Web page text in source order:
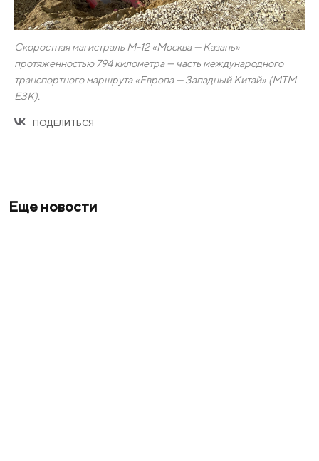
ПОДЕЛИТЬСЯ
Скоростная магистраль М-12 «Москва — Казань»
протяженностью 794 километра — часть международного
транспортного маршрута «Европа — Западный Китай» (МТМ
ЕЗК).
Еще новости